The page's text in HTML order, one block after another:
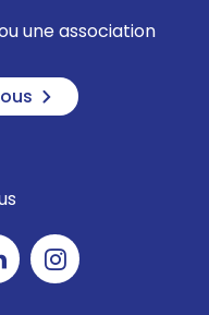
une association